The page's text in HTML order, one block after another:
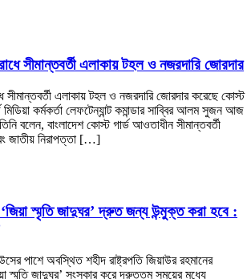
সীমান্তবর্তী এলাকায় টহল ও নজরদারি জোরদার
এলাকায় টহল ও নজরদারি জোরদার করেছে কোস্ট
কর্মকর্তা লেফটেন্যান্ট কমান্ডার সাব্বির আলম সুজন আজ
বলেন, বাংলাদেশ কোস্ট গার্ড আওতাধীন সীমান্তবর্তী
জাতীয় নিরাপত্তা […]
স্মৃতি জাদুঘর’ দ্রুত জন্য উন্মুক্ত করা হবে :
পাশে অবস্থিত শহীদ রাষ্ট্রপতি জিয়াউর রহমানের
স্মৃতি জাদুঘর’ সংস্কার করে দ্রুততম সময়ের মধ্যে